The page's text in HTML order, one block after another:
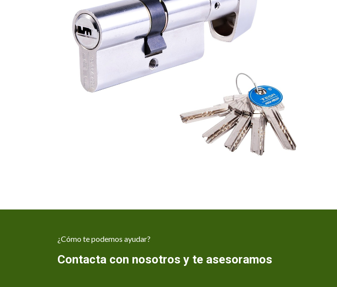
¿Cómo te podemos ayudar?
Contacta con nosotros y te asesoramos